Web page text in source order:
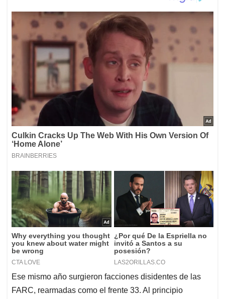
Ese mismo año surgieron facciones disidentes de las
FARC, rearmadas como el frente 33. Al principio